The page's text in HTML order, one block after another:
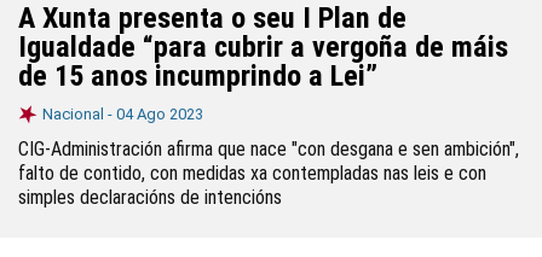
A Xunta presenta o seu I Plan de
Igualdade “para cubrir a vergoña de máis
de 15 anos incumprindo a Lei”
Nacional - 04 Ago 2023
CIG-Administración afirma que nace "con desgana e sen ambición",
falto de contido, con medidas xa contempladas nas leis e con
simples declaracións de intencións